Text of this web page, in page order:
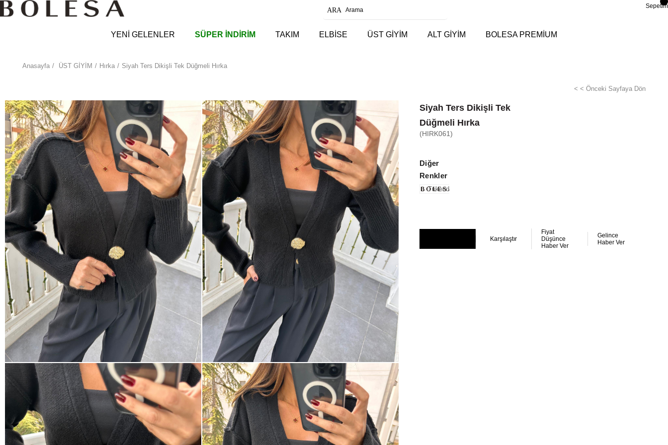
Sepetim
YENİ GELENLER SÜPER İNDİRİM TAKIM ELBİSE ÜST GİYİM ALT GİYİM BOLESA PREMİUM
Anasayfa ÜST GİYİM Hırka Siyah Ters Dikişli Tek Düğmeli Hırka
< < Önceki Sayfaya Dön
Siyah Ters Dikişli Tek
Düğmeli Hırka
(HIRK061)
Diğer
Renkler
Tükendi
Karşılaştır
Fiyat
Düşünce
Haber Ver
Gelince
Haber Ver